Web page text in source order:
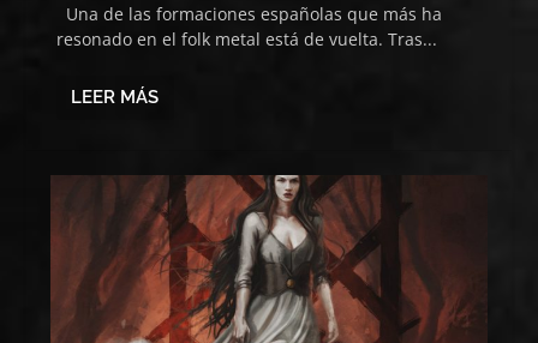
Una de las formaciones españolas que más ha
resonado en el folk metal está de vuelta. Tras...
LEER MÁS